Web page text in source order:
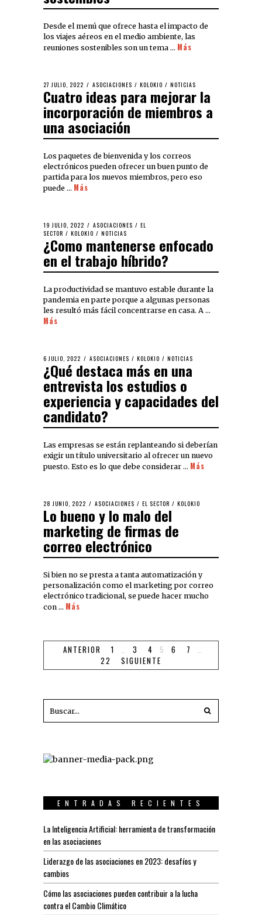
Desde el menú que ofrece hasta el impacto de
los viajes aéreos en el medio ambiente, las
reuniones sostenibles son un tema … Más
27 JULIO, 2022 ASOCIACIONES / KOLOKIO / NOTICIAS
Cuatro ideas para mejorar la
incorporación de miembros a
una asociación
Los paquetes de bienvenida y los correos
electrónicos pueden ofrecer un buen punto de
partida para los nuevos miembros, pero eso
puede … Más
19 JULIO, 2022 ASOCIACIONES / EL
SECTOR / KOLOKIO / NOTICIAS
¿Como mantenerse enfocado
en el trabajo híbrido?
La productividad se mantuvo estable durante la
pandemia en parte porque a algunas personas
les resultó más fácil concentrarse en casa. A …
Más
6 JULIO, 2022 ASOCIACIONES / KOLOKIO / NOTICIAS
¿Qué destaca más en una
entrevista los estudios o
experiencia y capacidades del
candidato?
Las empresas se están replanteando si deberían
exigir un título universitario al ofrecer un nuevo
puesto. Esto es lo que debe considerar … Más
28 JUNIO, 2022 ASOCIACIONES / EL SECTOR / KOLOKIO
Lo bueno y lo malo del
marketing de firmas de
correo electrónico
Si bien no se presta a tanta automatización y
personalización como el marketing por correo
electrónico tradicional, se puede hacer mucho
con … Más
ANTERIOR 1 … 3 4 5 6 7
…
22
SIGUIENTE
ENTRADAS RECIENTES
La Inteligencia Artificial: herramienta de transformación
en las asociaciones
Liderazgo de las asociaciones en 2023: desafíos y
cambios
Cómo las asociaciones pueden contribuir a la lucha
contra el Cambio Climático